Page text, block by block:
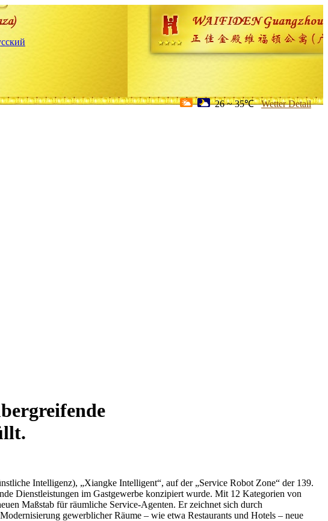
26 ~ 35℃ Wetter Detail
Intelligenz), „Xiangke Intelligent“, auf der „Service Robot Zone“ der 139.
Dienstleistungen im Gastgewerbe konzipiert wurde. Mit 12 Kategorien von
Maßstab für räumliche Service-Agenten. Er zeichnet sich durch
gewerblicher Räume – wie etwa Restaurants und Hotels – neue